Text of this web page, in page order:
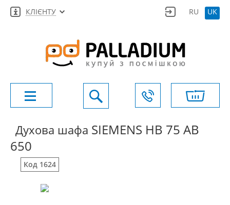
КЛІЄНТУ RU UK
Духова шафа SIEMENS HB 75 AB
650
Код 1624